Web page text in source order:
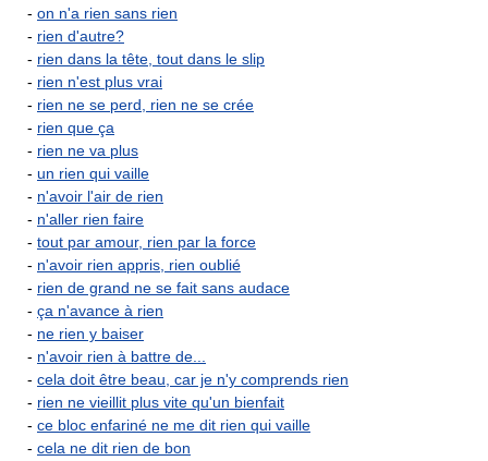
- on n'a rien sans rien
- rien d'autre?
- rien dans la tête, tout dans le slip
- rien n'est plus vrai
- rien ne se perd, rien ne se crée
- rien que ça
- rien ne va plus
- un rien qui vaille
- n'avoir l'air de rien
- n'aller rien faire
- tout par amour, rien par la force
- n'avoir rien appris, rien oublié
- rien de grand ne se fait sans audace
- ça n'avance à rien
- ne rien y baiser
- n'avoir rien à battre de...
- cela doit être beau, car je n'y comprends rien
- rien ne vieillit plus vite qu'un bienfait
- ce bloc enfariné ne me dit rien qui vaille
- cela ne dit rien de bon